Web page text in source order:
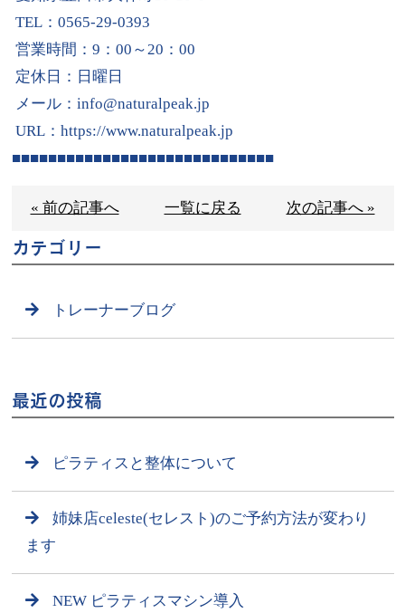
TEL： 0565-29-0393
営業時間： 9 ： 00 ～20 ： 00
定休日：日曜日
メール： info@naturalpeak.jp
URL： https://www.naturalpeak.jp
■■■■■■■■■■■■■■■■■■■■■■■■■■■■■
« 前の記事へ 一覧に戻る 次の記事へ »
カテゴリー
トレーナーブログ
最近の投稿
ピラティスと整体について
姉妹店celeste(セレスト)のご予約方法が変わり
ます
NEW ピラティスマシン導入